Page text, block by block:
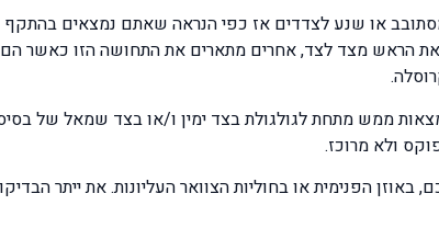
או שנע לצדדים אז כפי הנראה שאתם נמצאים בהתקף
הראש מצד לצד, אחרים מתארים את התחושה הזו כאשר
ממש מתחת לגולגולת בצד ימין ו/או בצד שמאל של
ולא מרוכז.
הפנימית או בחוליות הצוואר העליונות. את ייתר